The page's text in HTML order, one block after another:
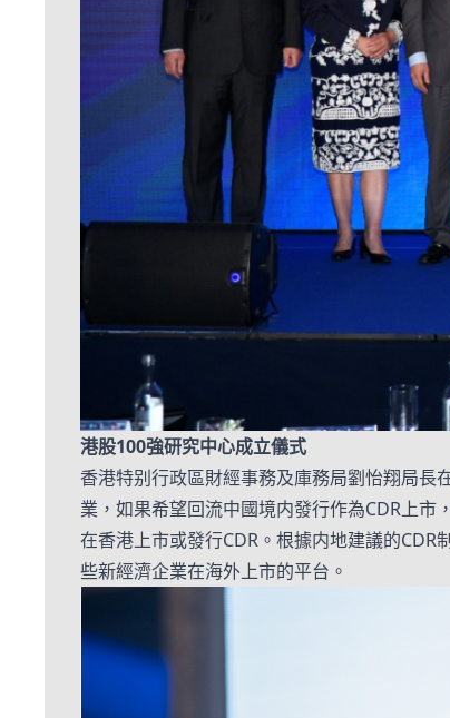
港股100強研究中心成立儀式
香港特别行政區財經事務及庫務局劉怡翔局
業，如果希望回流中國境内發行作為CDR上
在香港上市或發行CDR。根據内地建議的
些新經濟企業在海外上市的平台。